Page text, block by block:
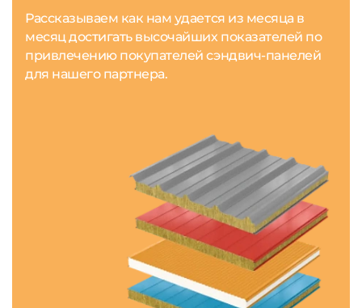
Рассказываем как нам удается из месяца в
месяц достигать высочайших показателей по
привлечению покупателей сэндвич-панелей
для нашего партнера.